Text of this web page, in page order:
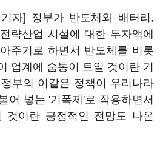
자] 정부가 반도체와 배터리,
략산업 시설에 대한 투자액에
주기로 하면서 반도체를 비롯
업계에 숨통이 트일 것이란 기
부의 이같은 정책이 우리나라
어 넣는 '기폭제'로 작용하면서
것이란 긍정적인 전망도 나온